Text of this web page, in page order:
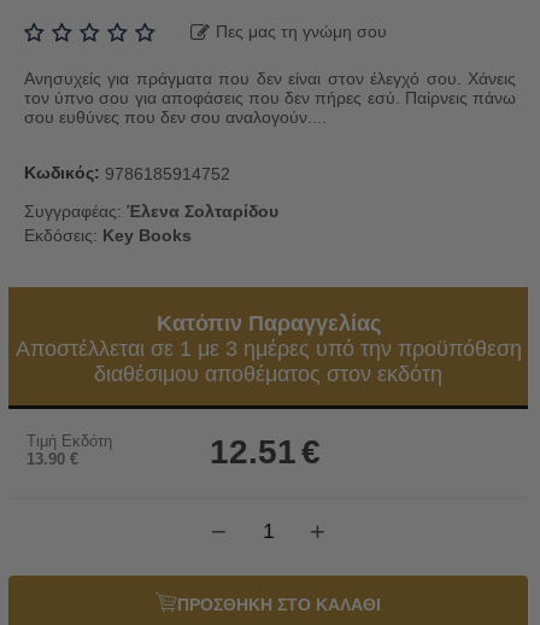
Πες μας τη γνώμη σου
Ανησυχείς για πράγματα που δεν είναι στον έλεγχό σου. Χάνεις
τον ύπνο σου για αποφάσεις που δεν πήρες εσύ. Παίρνεις πάνω
σου ευθύνες που δεν σου αναλογούν....
Κωδικός: 9786185914752
Συγγραφέας: Έλενα Σολταρίδου
Εκδόσεις: Key Books
Κατόπιν Παραγγελίας
Αποστέλλεται σε 1 με 3 ημέρες υπό την προϋπόθεση
διαθέσιμου αποθέματος στον εκδότη
Τιμή Εκδότη
13.90 € 12.51€
+
−
ΠΡΟΣΘΗΚΗ ΣΤΟ ΚΑΛΑΘΙ